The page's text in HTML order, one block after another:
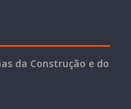
da Construção e do